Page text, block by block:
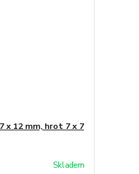
x 12 mm, hrot 7 x 7
Skladem